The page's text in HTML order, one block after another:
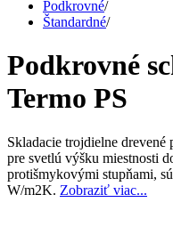
Podkrovné/
Štandardné/
Podkrovné
Termo PS
Skladacie trojdielne
pre svetlú výšku miestnosti
protišmykovými stupňami,
W/m2K. Zobraziť viac...